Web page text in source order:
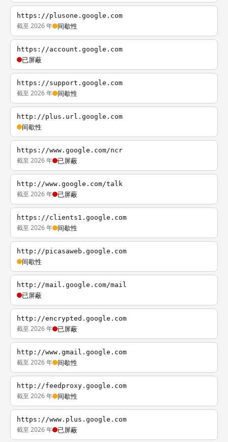
https://plusone.google.com
截至 2026 年 间歇性
https://account.google.com
已屏蔽
https://support.google.com
截至 2026 年 间歇性
http://plus.url.google.com
间歇性
https://www.google.com/ncr
截至 2026 年 已屏蔽
http://www.google.com/talk
截至 2026 年 已屏蔽
https://clients1.google.com
截至 2026 年 间歇性
http://picasaweb.google.com
间歇性
http://mail.google.com/mail
已屏蔽
http://encrypted.google.com
截至 2026 年 已屏蔽
http://www.gmail.google.com
截至 2026 年 间歇性
http://feedproxy.google.com
截至 2026 年 间歇性
https://www.plus.google.com
截至 2026 年 已屏蔽